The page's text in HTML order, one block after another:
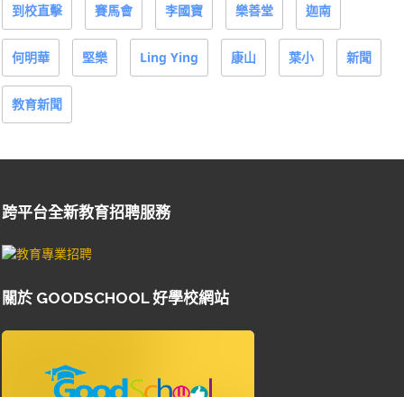
到校直擊 賽馬會 李國寶 樂善堂 迦南
何明華 堅樂 Ling Ying 康山 葉小 新聞
教育新聞
跨平台全新教育招聘服務
關於 GOODSCHOOL 好學校網站